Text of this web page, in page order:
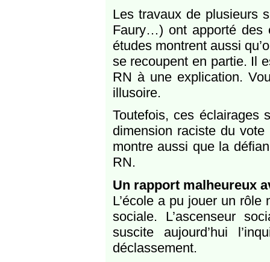
Les travaux de plusieurs
Faury…) ont apporté des
études montrent aussi
se recoupent en partie. Il
RN à une explication.
illusoire.
Toutefois, ces éclairages
dimension raciste du
montre aussi que la
RN.
Un rapport malheureux
L’école a pu jouer un
sociale. L’ascenseur
suscite aujourd’hui
déclassement.